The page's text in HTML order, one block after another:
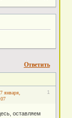
и создавайте в
вашу рекламу.
взаимная!
о животных (как
Ответить
1
января,
оставляем